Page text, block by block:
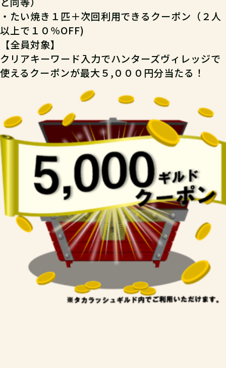
・ たい焼き１匹＋次回利用できるクーポン（２人
以上で１０％OFF)
【全員対象】
クリアキーワード入力でハンターズヴィレッジで
使えるクーポンが最大５,０００円分当たる！